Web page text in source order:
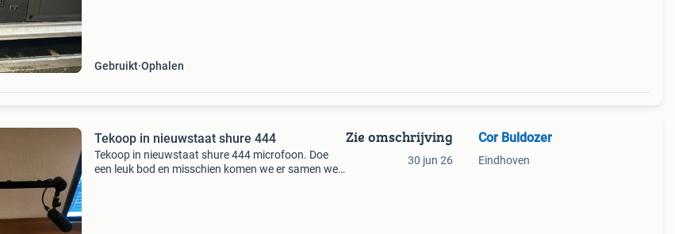
Gebruikt Ophalen
Tekoop in nieuwstaat shure 444
Tekoop in nieuwstaat shure 444 microfoon. Doe
een leuk bod en misschien komen we er samen wel
Zie omschrijving
30 jun 26
Cor Buldozer
Eindhoven